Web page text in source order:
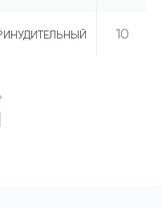
10